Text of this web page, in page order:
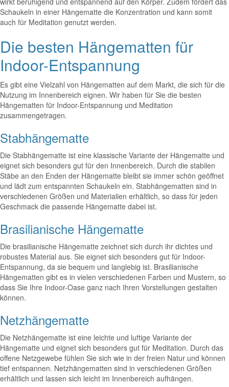
Schaukeln in einer Hängematte die Konzentration und kann somit
auch für Meditation genutzt werden.
Die besten Hängematten für
Indoor-Entspannung
Es gibt eine Vielzahl von Hängematten auf dem Markt, die sich für die
Nutzung im Innenbereich eignen. Wir haben für Sie die besten
Hängematten für Indoor-Entspannung und Meditation
zusammengetragen.
Stabhängematte
Die Stabhängematte ist eine klassische Variante der Hängematte und
eignet sich besonders gut für den Innenbereich. Durch die stabilen
Stäbe an den Enden der Hängematte bleibt sie immer schön geöffnet
und lädt zum entspannten Schaukeln ein. Stabhängematten sind in
verschiedenen Größen und Materialien erhältlich, so dass für jeden
Geschmack die passende Hängematte dabei ist.
Brasilianische Hängematte
Die brasilianische Hängematte zeichnet sich durch ihr dichtes und
robustes Material aus. Sie eignet sich besonders gut für Indoor-
Entspannung, da sie bequem und langlebig ist. Brasilianische
Hängematten gibt es in vielen verschiedenen Farben und Mustern, so
dass Sie Ihre Indoor-Oase ganz nach Ihren Vorstellungen gestalten
können.
Netzhängematte
Die Netzhängematte ist eine leichte und luftige Variante der
Hängematte und eignet sich besonders gut für Meditation. Durch das
offene Netzgewebe fühlen Sie sich wie in der freien Natur und können
tief entspannen. Netzhängematten sind in verschiedenen Größen
erhältlich und lassen sich leicht im Innenbereich aufhängen.